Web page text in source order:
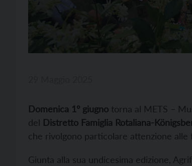
Domenica 1° giugno torna al METS –
del Distretto Famiglia Rotaliana-
che rivolgono particolare attenzione alle
Giunta alla sua undicesima edizione,